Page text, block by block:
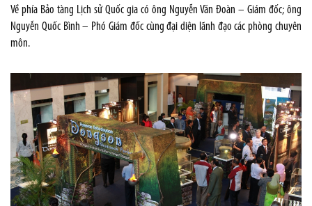
Về phía Bảo tàng Lịch sử Quốc gia có ông Nguyễn Văn Đoàn – Giám đốc; ông
Nguyễn Quốc Bình – Phó Giám đốc cùng đại diện lãnh đạo các phòng chuyên
môn.